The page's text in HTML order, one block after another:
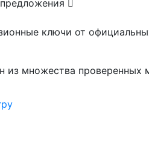
ключи от
из множества проверенных